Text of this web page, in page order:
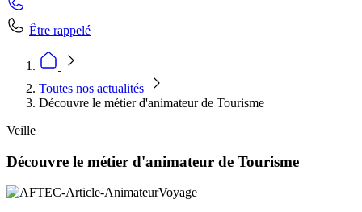
Être rappelé
Toutes nos actualités
Découvre le métier d'animateur de Tourisme
Veille
Découvre le métier d'animateur de Tourisme